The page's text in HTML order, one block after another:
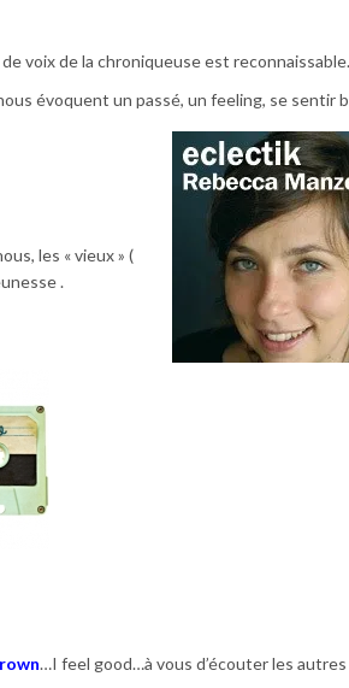
voix de la chroniqueuse est
évoquent un passé, un feeling, se sentir
les « vieux » (
.
…I feel good…à vous d’écouter les